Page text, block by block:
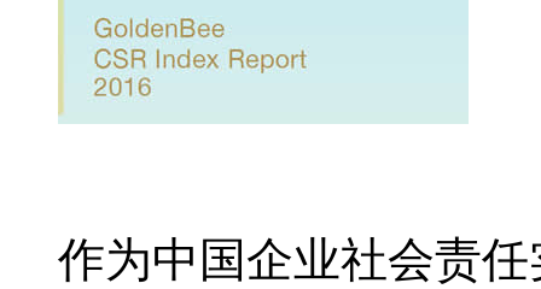
作为中国企业社会责